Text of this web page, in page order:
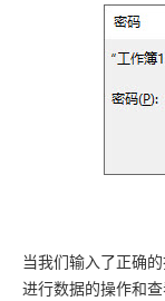
当我们输入了正确
进行数据的操作和查